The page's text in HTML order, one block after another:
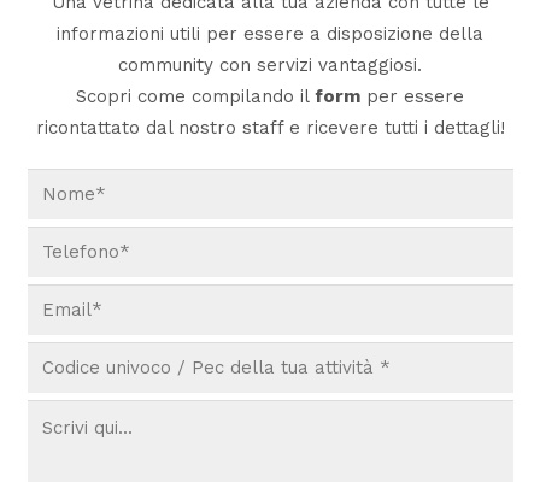
informazioni utili per essere a disposizione della
community con servizi vantaggiosi.
Scopri come compilando il form per essere
ricontattato dal nostro staff e ricevere tutti i dettagli!